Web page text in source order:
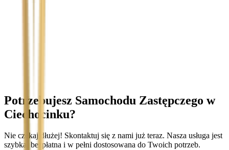
Potrzebujesz Samochodu Zastępczego w
Ciechocinku?
Nie czekaj dłużej! Skontaktuj się z nami już teraz. Nasza usługa jest
szybka, bezpłatna i w pełni dostosowana do Twoich potrzeb.